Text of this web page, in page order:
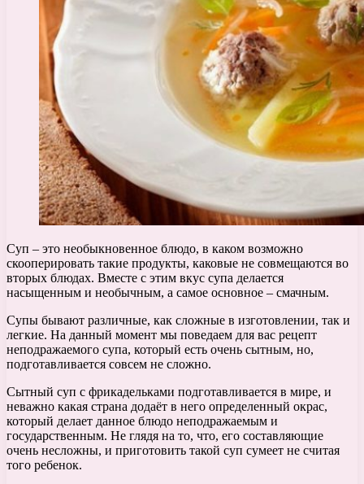
Суп – это необыкновенное блюдо, в каком возможно
скооперировать такие продукты, каковые не совмещаются во
вторых блюдах. Вместе с этим вкус супа делается
насыщенным и необычным, а самое основное – смачным.
Супы бывают различные, как сложные в изготовлении, так и
легкие. На данный момент мы поведаем для вас рецепт
неподражаемого супа, который есть очень сытным, но,
подготавливается совсем не сложно.
Сытный суп с фрикадельками подготавливается в мире, и
неважно какая страна додаёт в него определенный окрас,
который делает данное блюдо неподражаемым и
государственным. Не глядя на то, что, его составляющие
очень несложны, и приготовить такой суп сумеет не считая
того ребенок.